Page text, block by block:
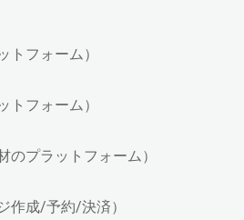
トフォーム）
トフォーム）
のプラットフォーム）
作成/予約/決済）